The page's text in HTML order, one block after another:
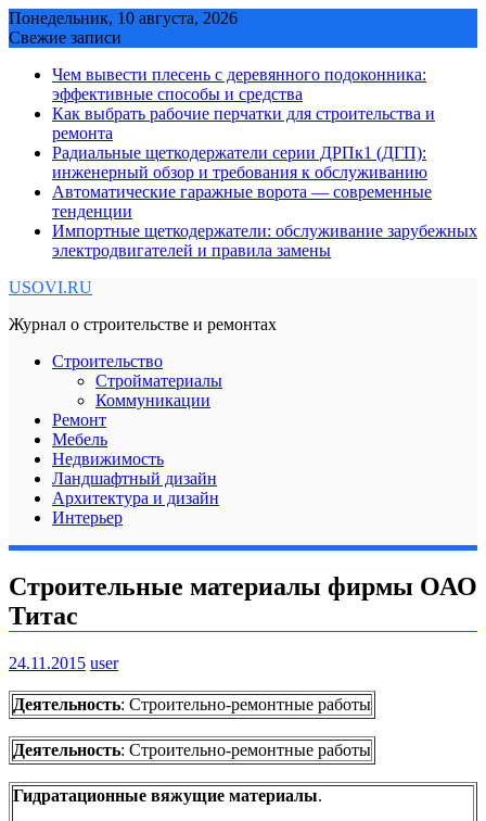
Skip
to
Понедельник, 10 августа, 2026
Свежие записи
Чем вывести плесень с деревянного подоконника:
эффективные способы и средства
Как выбрать рабочие перчатки для строительства и
ремонта
Радиальные щеткодержатели серии ДРПк1 (ДГП):
инженерный обзор и требования к обслуживанию
Автоматические гаражные ворота — современные
тенденции
Импортные щеткодержатели: обслуживание зарубежных
электродвигателей и правила замены
USOVI.RU
Журнал о строительстве и ремонтах
Строительство
Стройматериалы
Коммуникации
Ремонт
Мебель
Недвижимость
Ландшафтный дизайн
Архитектура и дизайн
Интерьер
Строительные материалы фирмы ОАО
Титас
24.11.2015 user
Деятельность: Строительно-ремонтные работы
Деятельность: Строительно-ремонтные работы
Гидратационные вяжущие материалы.